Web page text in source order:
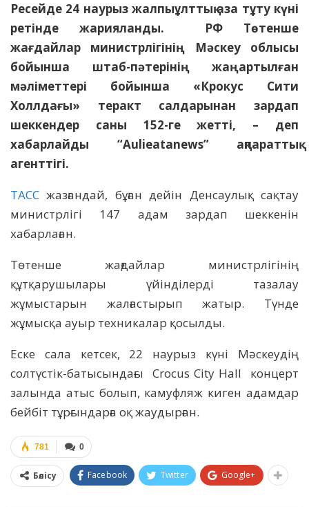
Ресейде 24 наурыз жалпыұлттық аза тұту күні
ретінде жарияланды. РФ Төтенше
жағдайлар министрлігінің Мәскеу облысы
бойынша штаб-пәтерінің жаңартылған
мәліметтері бойынша «Крокус Сити
Холлдағы» теракт салдарынан зардап
шеккендер саны 152-ге жетті, – деп
хабарлайды “Aulieatanews” ақпараттық
агенттігі.
ТАССжазғандай, бұған дейін Денсаулық сақтау
министрлігі 147 адам зардап шеккенін
хабарлаған.
Төтенше жағдайлар министрлігінің
құтқарушылары үйінділерді тазалау
жұмыстарын жалғастырып жатыр. Түнде
жұмысқа ауыр техникалар қосылды.
Еске сала кетсек, 22 наурыз күні Мәскеудің
солтүстік-батысындағы Crocus City Hall концерт
залында атыс болып, камуфляж киген адамдар
бейбіт тұрғындарға оқ жаудырған.
0
781
Бөлісу Facebook Twitter Google+